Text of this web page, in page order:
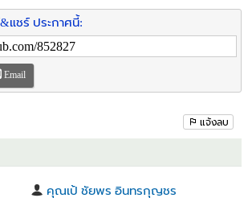
นบทและเกษตรกรรม**
างกว้าง 6 ม.)
ฟฟ้า / ประปา / ถนน
น
กษียณสไตล์ Country Living**
เพื่อเก็งกำไรในอนาคต
แชร์ ประกาศนี้:
Email
แจ้งลบ
คุณเป้ ชัยพร อินทรกุญชร